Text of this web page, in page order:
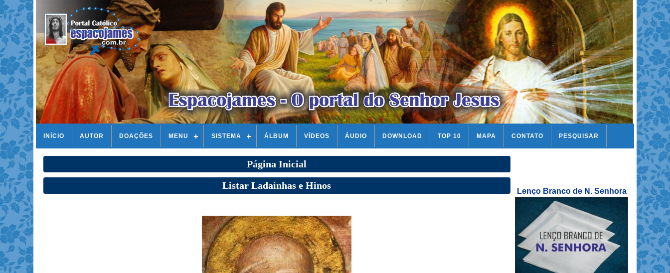
INÍCIO AUTOR DOAÇÕES MENU SISTEMA ÁLBUM VÍDEOS ÁUDIO DOWNLOAD TOP 10 MAPA CONTATO PESQUISAR
Página Inicial
Listar Ladainhas e Hinos
Lenço Branco de N. Senhora